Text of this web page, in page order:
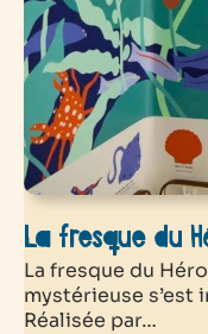
La fresque du
La fresque du
mystérieuse s’est
Réalisée par…